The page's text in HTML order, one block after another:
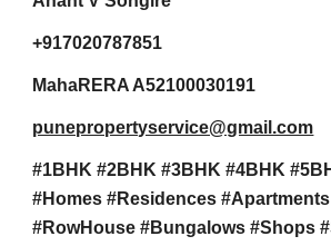
+917020787851
MahaRERA A52100030191
punepropertyservice@gmail.com
#1BHK #2BHK #3BHK #4BHK
#Homes #Residences
#RowHouse #Bungalows #Shops